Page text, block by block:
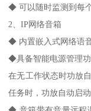
◆ 可以随时监测到每
2、IP网络音箱
◆ 内置嵌入式网络语
◆具备智能电源管理功
在无工作状态时功放
任务时，功放自动启动